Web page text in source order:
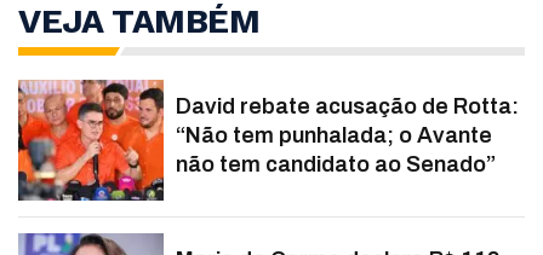
VEJA TAMBÉM
David rebate acusação de Rotta:
“Não tem punhalada; o Avante
não tem candidato ao Senado”